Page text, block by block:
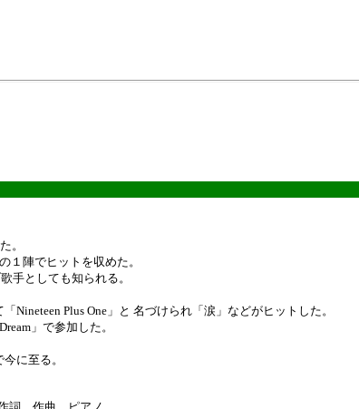
。
１陣でヒットを収めた。
手としても知られる。
Nineteen Plus One」と 名づけられ「涙」などがヒットした。
」で参加した。
に至る。